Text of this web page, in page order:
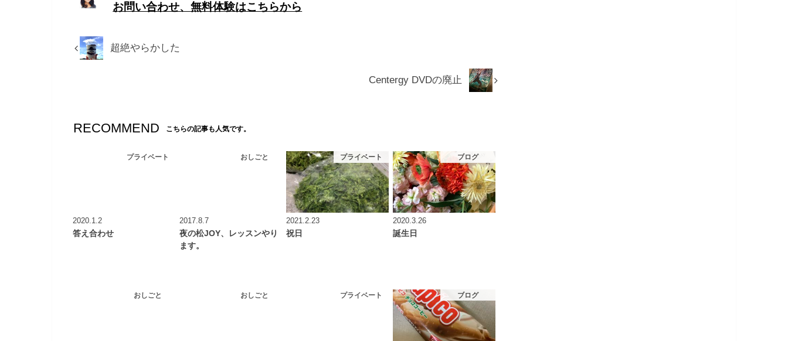
お問い合わせ、無料体験はこちらから
超絶やらかした
Centergy DVDの廃止
RECOMMEND こちらの記事も人気です。
プライベート
2020.1.2
答え合わせ
おしごと
2017.8.7
夜の松JOY、レッスンやり
ます。
プライベート
2021.2.23
祝日
ブログ
2020.3.26
誕生日
おしごと おしごと プライベート ブログ